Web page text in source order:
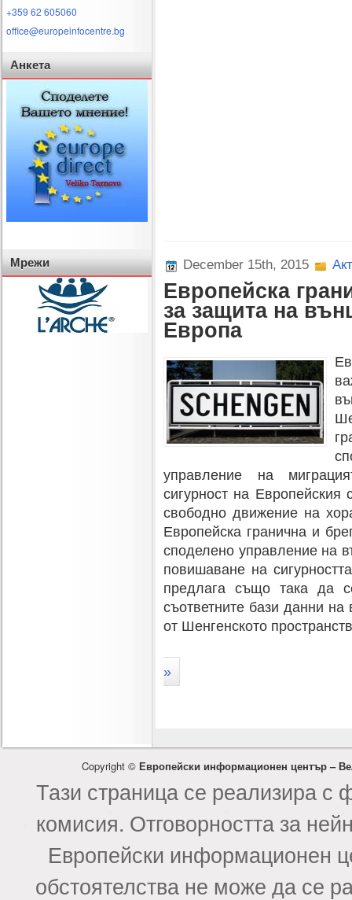
+359 62 605060
office@europeinfocentre.bg
Анкета
Мрежи December 15th, 2015
Европейска
за защита на
Европа
управление на
сигурност на
свободно движение на
Европейска гранична и
споделено управление на
повишаване на
предлага също така да
съответните бази данни на
от Шенгенското
»
Copyright © Европейски информационен център –
Тази страница се реализира с
комисия. Отговорността за
Европейски информационен
обстоятелства не може да се